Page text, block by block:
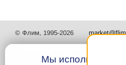
© Флим, 1995-2026
Мы используем